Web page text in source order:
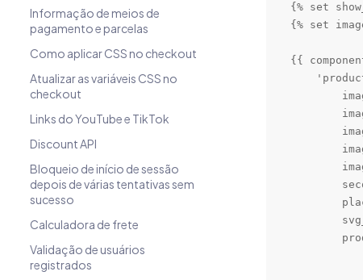
Informação de meios de
pagamento e parcelas
Como aplicar CSS no checkout
Atualizar as variáveis CSS no
checkout
Links do YouTube e TikTok
Discount API
Bloqueio de início de sessão
depois de várias tentativas sem
sucesso
Calculadora de frete
Validação de usuários
registrados
{% set
{% set
{{